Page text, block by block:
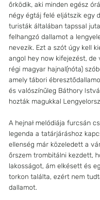
őrködik, aki minden egész
négy égtáj felé eljátszik egy
turisták általában tapssal
felhangzó dallamot a
nevezik. Ezt a szót úgy kell
angol hey now kifejezést, de
régi magyar hajnal(nóta)
amely tábori
és valószínűleg Báthory
hozták magukkal
A hejnał melódiája furcsán
legenda a tatárjáráshoz
ellenség már közeledett a
őrszem trombitálni kezdett,
lakosságot, ám elkésett és
torkon találta, ezért nem
dallamot.